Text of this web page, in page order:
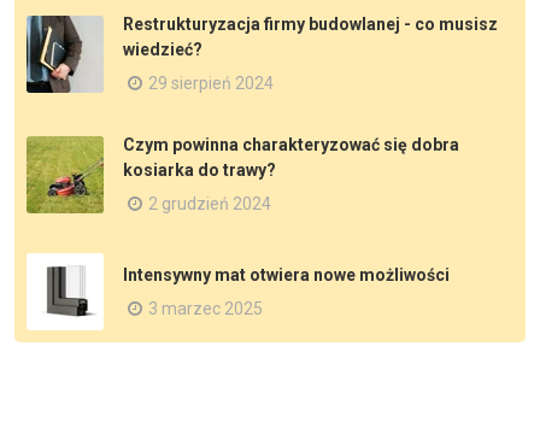
Restrukturyzacja firmy budowlanej - co musisz
wiedzieć?
29 sierpień 2024
Czym powinna charakteryzować się dobra
kosiarka do trawy?
2 grudzień 2024
Intensywny mat otwiera nowe możliwości
3 marzec 2025